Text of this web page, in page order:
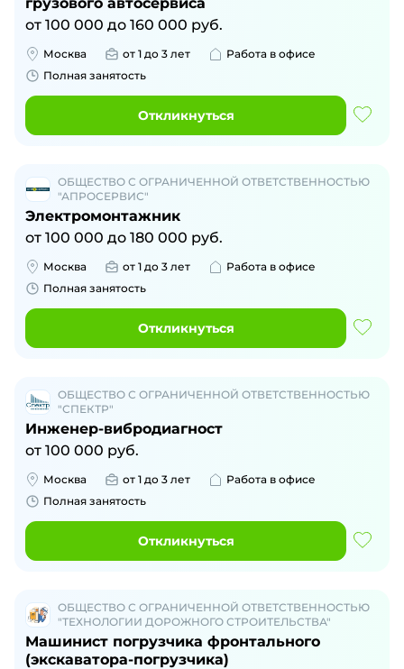
от 100 000 до 160 000 руб.
Москва от 1 до 3 лет
Работа в офисе
Полная занятость
Откликнуться
ОБЩЕСТВО С ОГРАНИЧЕННОЙ ОТВЕТСТВЕННОСТЬЮ
"АПРОСЕРВИС"
Электромонтажник
от 100 000 до 180 000 руб.
Москва от 1 до 3 лет
Работа в офисе
Полная занятость
Откликнуться
ОБЩЕСТВО С ОГРАНИЧЕННОЙ ОТВЕТСТВЕННОСТЬЮ
"СПЕКТР"
Инженер-вибродиагност
от 100 000 руб.
Москва от 1 до 3 лет
Работа в офисе
Полная занятость
Откликнуться
ОБЩЕСТВО С ОГРАНИЧЕННОЙ ОТВЕТСТВЕННОСТЬЮ
"ТЕХНОЛОГИИ ДОРОЖНОГО СТРОИТЕЛЬСТВА"
Машинист погрузчика фронтального
(экскаватора-погрузчика)